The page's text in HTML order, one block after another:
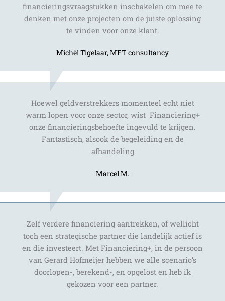
financieringsvraagstukken inschakelen om mee te
denken met onze projecten om de juiste oplossing
te vinden voor onze klant.
Michèl Tigelaar, MFT consultancy
Hoewel geldverstrekkers momenteel echt niet
warm lopen voor onze sector, wist Financiering+
onze financieringsbehoefte ingevuld te krijgen.
Fantastisch, alsook de begeleiding en de
afhandeling
Marcel M.
Zelf verdere financiering aantrekken, of wellicht
toch een strategische partner die landelijk actief is
en die investeert. Met Financiering+, in de persoon
van Gerard Hofmeijer hebben we alle scenario’s
doorlopen-, berekend-, en opgelost en heb ik
gekozen voor een partner.